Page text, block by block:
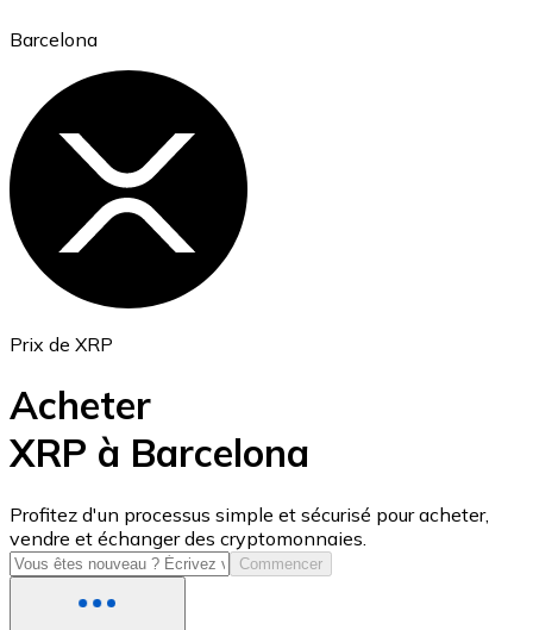
Ethereum
USD Coin
USDC
Barcelona
Prix de XRP
Acheter
XRP à Barcelona
Profitez d'un processus simple et sécurisé pour acheter,
vendre et échanger des cryptomonnaies.
Commencer